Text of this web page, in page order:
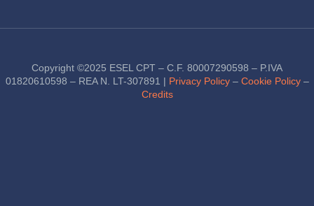
Copyright ©2025 ESEL CPT – C.F. 80007290598 – P.IVA
01820610598 – REA N. LT-307891 | Privacy Policy– Cookie Policy–
Credits